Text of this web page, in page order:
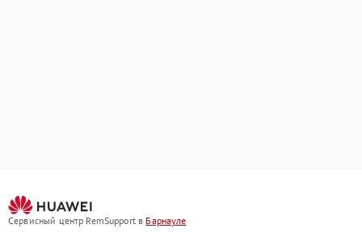
Сервисный центр RemSupport в Барнауле